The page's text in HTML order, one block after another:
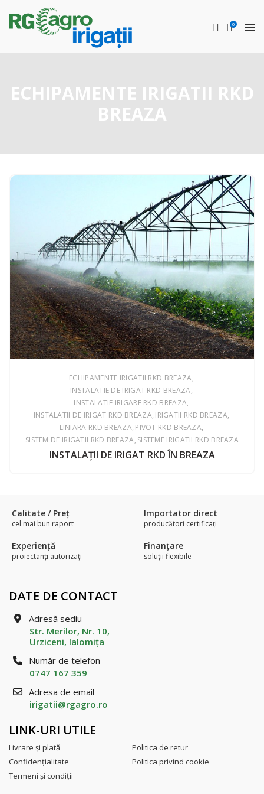
0
ECHIPAMENTE IRIGATII RKD
BREAZA
ECHIPAMENTE IRIGATII RKD BREAZA
INSTALATIE DE IRIGAT RKD BREAZA
INSTALATIE IRIGARE RKD BREAZA
INSTALATII DE IRIGAT RKD BREAZA IRIGATII RKD BREAZA
LINIARA RKD BREAZA PIVOT RKD BREAZA
SISTEM DE IRIGATII RKD BREAZA SISTEME IRIGATII RKD BREAZA
INSTALAŢII DE IRIGAT RKD ÎN BREAZA
Calitate / Preţ
cel mai bun raport
Importator direct
producători certificaţi
Experienţă
proiectanți autorizați
Finanțare
soluții flexibile
DATE DE CONTACT
Adresă sediu
Str. Merilor, Nr. 10,
Urziceni, Ialomiţa
Număr de telefon
0747 167 359
Adresa de email
irigatii@rgagro.ro
LINK-URI UTILE
Livrare şi plată
Politica de retur
Confidenţialitate
Politica privind cookie
Termeni şi condiţii